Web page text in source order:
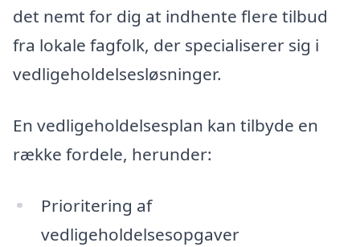
det nemt for dig at indhente flere tilbud
fra lokale fagfolk, der specialiserer sig i
vedligeholdelsesløsninger.
En vedligeholdelsesplan kan tilbyde en
række fordele, herunder:
Prioritering af
vedligeholdelsesopgaver